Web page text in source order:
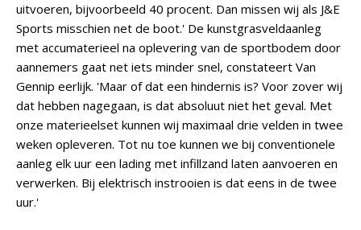
uitvoeren, bijvoorbeeld 40 procent. Dan missen wij als J&E
Sports misschien net de boot.' De kunstgrasveldaanleg
met accumaterieel na oplevering van de sportbodem door
aannemers gaat net iets minder snel, constateert Van
Gennip eerlijk. 'Maar of dat een hindernis is? Voor zover wij
dat hebben nagegaan, is dat absoluut niet het geval. Met
onze materieelset kunnen wij maximaal drie velden in twee
weken opleveren. Tot nu toe kunnen we bij conventionele
aanleg elk uur een lading met infillzand laten aanvoeren en
verwerken. Bij elektrisch instrooien is dat eens in de twee
uur.'